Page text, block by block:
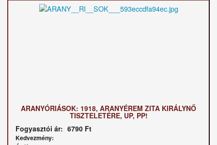
ARANYÓRIÁSOK: 1918, ARANYÉREM ZITA KIRÁLYNŐ
TISZTELETÉRE, UP, PP!
Fogyasztói ár: 6790 Ft
Kedvezmény: